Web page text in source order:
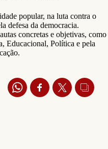
popular, na luta contra o
defesa da democracia.
concretas e objetivas, como
Educacional, Política e pela